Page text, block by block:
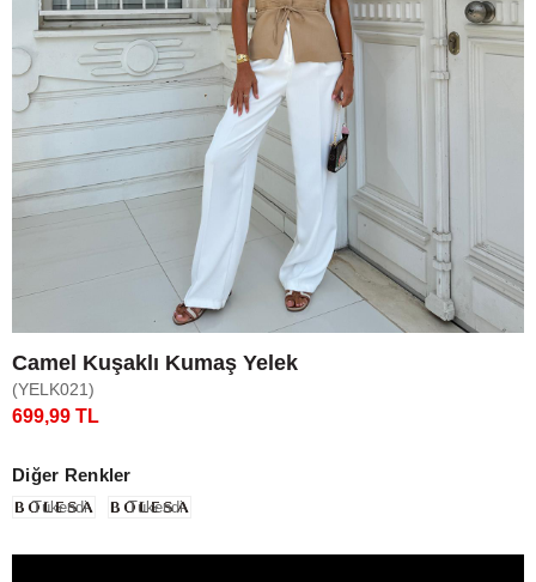
Camel Kuşaklı Kumaş Yelek
(YELK021)
699,99 TL
Diğer Renkler
Tükendi Tükendi